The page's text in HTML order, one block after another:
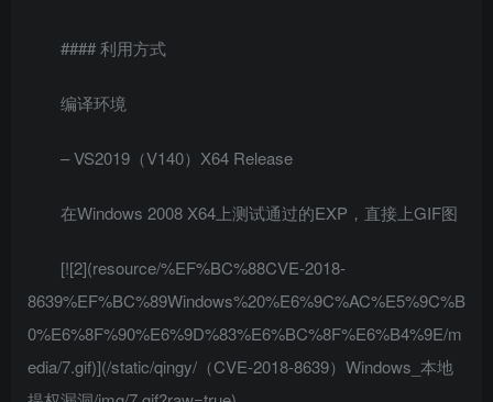
#### 利用方式
编译环境
– VS2019（V140）X64 Release
在Windows 2008 X64上测试通过的EXP，直接上GIF图
[![2](resource/%EF%BC%88CVE-2018-
8639%EF%BC%89Windows%20%E6%9C%AC%E5%9C%B
0%E6%8F%90%E6%9D%83%E6%BC%8F%E6%B4%9E/m
edia/7.gif)](/static/qingy/（CVE-2018-8639）Windows_本地